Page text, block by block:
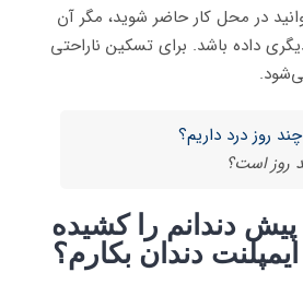
در محل کار حاضر شوید، مگر آن
داده باشد. برای تسکین ناراحتی
روز درد داریم؟
روز است؟
دندانم را کشیده
ایمپلنت دندان بکارم؟